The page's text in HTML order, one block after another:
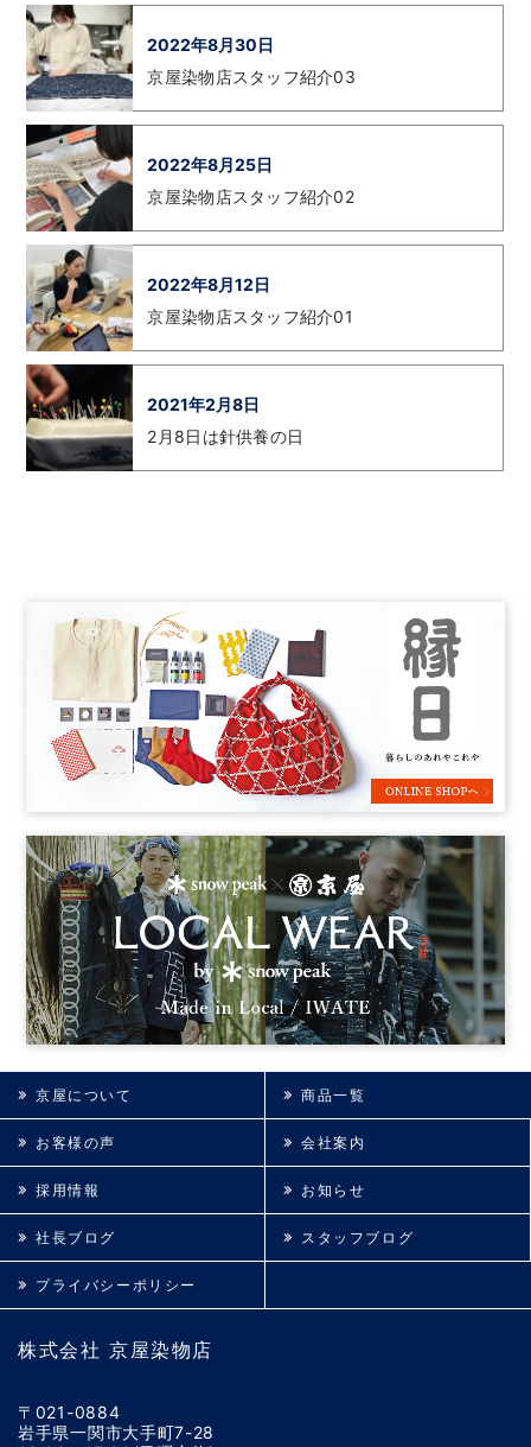
2022年8月30日
京屋染物店スタッフ紹介03
2022年8月25日
京屋染物店スタッフ紹介02
2022年8月12日
京屋染物店スタッフ紹介01
2021年2月8日
2月8日は針供養の日
株式会社 京屋染物店
〒021-0884
岩手県一関市大手町7-28
京屋について 商品一覧
お客様の声 会社案内
採用情報 お知らせ
社長ブログ スタッフブログ
プライバシーポリシー